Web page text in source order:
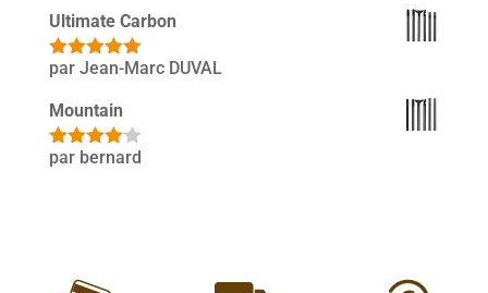
Ultimate Carbon
Note5sur
par Jean-Marc DUVAL
Mountain
Note4
par bernard